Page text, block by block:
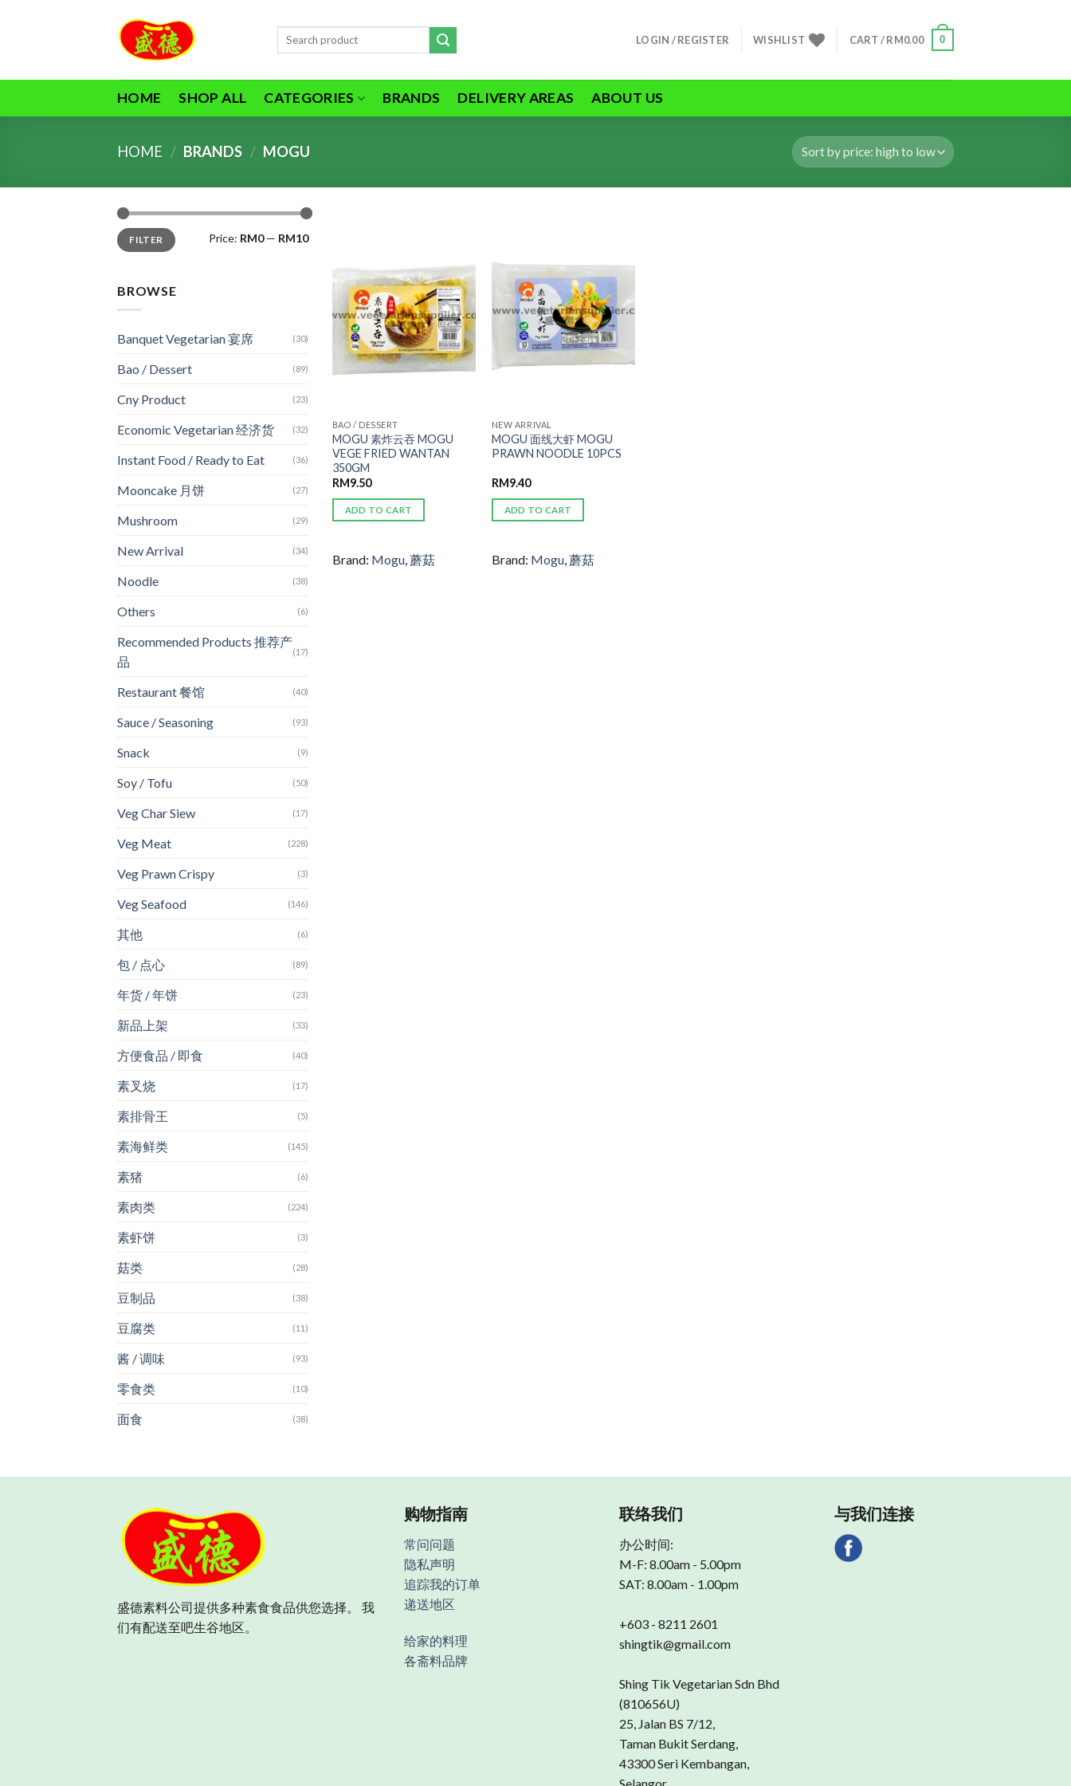
Search
LOGIN / REGISTER WISHLIST CART /RM0.00 0
HOME SHOP ALL CATEGORIES BRANDS DELIVERY AREAS ABOUT US
HOME / BRANDS / MOGU
Min
price
Max
priceFILTER Price: RM0— RM10
BROWSE
Banquet Vegetarian 宴席 (30)
Bao / Dessert (89)
Cny Product (23)
Economic Vegetarian 经济货 (32)
Instant Food / Ready to Eat (36)
Mooncake 月饼 (27)
Mushroom (29)
New Arrival (34)
Noodle (38)
Others (6)
Recommended Products 推荐产
品
(17)
Restaurant 餐馆 (40)
Sauce / Seasoning (93)
Snack (9)
Soy / Tofu (50)
Veg Char Siew (17)
Veg Meat (228)
Veg Prawn Crispy (3)
Veg Seafood (146)
其他 (6)
包 / 点心 (89)
年货 / 年饼 (23)
新品上架 (33)
方便食品 / 即食 (40)
素叉烧 (17)
素排骨王 (5)
素海鲜类 (145)
素猪 (6)
素肉类 (224)
素虾饼 (3)
菇类 (28)
豆制品 (38)
豆腐类 (11)
酱 / 调味 (93)
零食类 (10)
面食 (38)
ADD TO
WISHLIST
BAO / DESSERT
MOGU 素炸云吞 MOGU
VEGE FRIED WANTAN
350GM
RM9.50
ADD TO CART
Brand: Mogu, 蘑菇
ADD TO
WISHLIST
NEW ARRIVAL
MOGU 面线大虾 MOGU
PRAWN NOODLE 10PCS
RM9.40
ADD TO CART
Brand: Mogu, 蘑菇
盛德素料公司提供多种素食食品供您选择。 我
们有配送至吧生谷地区。
购物指南
常问问题
隐私声明
追踪我的订单
递送地区
给家的料理
各斋料品牌
联络我们
办公时间:
M-F: 8.00am - 5.00pm
SAT: 8.00am - 1.00pm
+603 - 8211 2601
shingtik@gmail.com
Shing Tik Vegetarian Sdn Bhd
(810656U)
25, Jalan BS 7/12,
Taman Bukit Serdang,
43300 Seri Kembangan,
与我们连接